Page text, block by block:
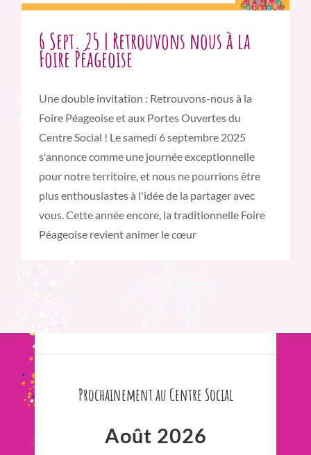
6 Sept. 25 | Retrouvons nous à la
Foire Péageoise
Une double invitation : Retrouvons-nous à la
Foire Péageoise et aux Portes Ouvertes du
Centre Social ! Le samedi 6 septembre 2025
s'annonce comme une journée exceptionnelle
pour notre territoire, et nous ne pourrions être
plus enthousiastes à l'idée de la partager avec
vous. Cette année encore, la traditionnelle Foire
Péageoise revient animer le cœur
Prochainement au Centre Social
Août 2026